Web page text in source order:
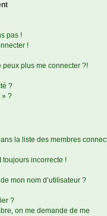
pas !
!
plus me connecter ?!
?
» ?
la liste des membres
toujours incorrecte !
mon nom d’utilisateur ?
?
on me demande de me